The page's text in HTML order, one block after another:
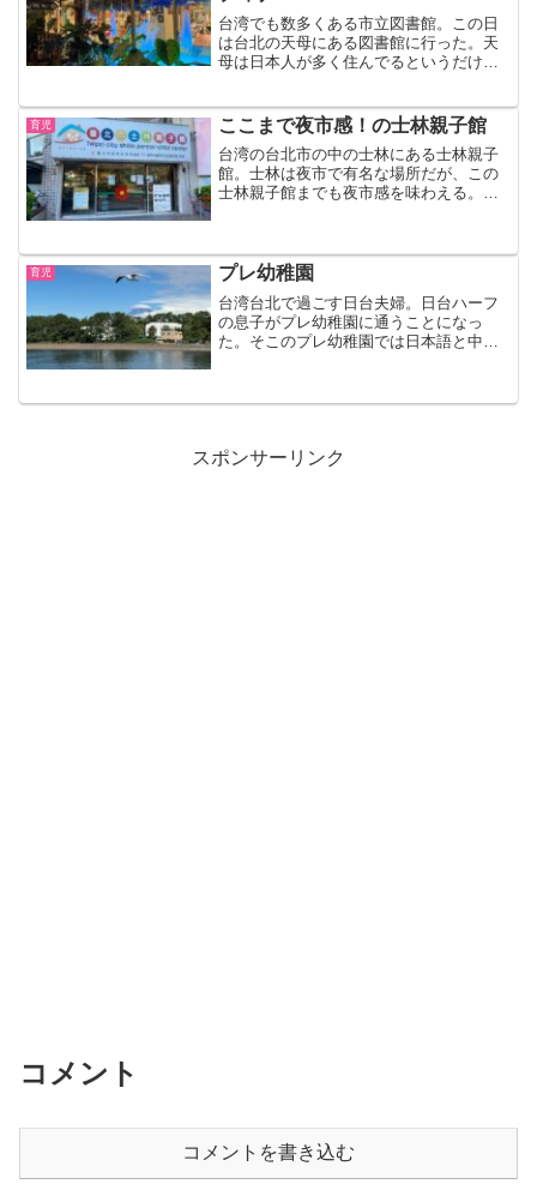
台湾でも数多くある市立図書館。この日
は台北の天母にある図書館に行った。天
母は日本人が多く住んでるというだけあ
数分のところにあるPS BUBUというカフ
ェでディナー。そこはカフェ内に車があ
って子連れに優しいうえ、ペットフレン
ドリーなカフェ。
育児 ここまで夜市感！の士林親子館
台湾の台北市の中の士林にある士林親子
館。士林は夜市で有名な場所だが、この
士林親子館までも夜市感を味わえる。夜
こも清潔だしスタッフは優しいし、無料
だと思えないくらい内容が充実していて
育児 プレ幼稚園
台湾台北で過ごす日台夫婦。日台ハーフ
の息子がプレ幼稚園に通うことになっ
た。そこのプレ幼稚園では日本語と中国
スポンサーリンク
コメント
コメントを書き込む